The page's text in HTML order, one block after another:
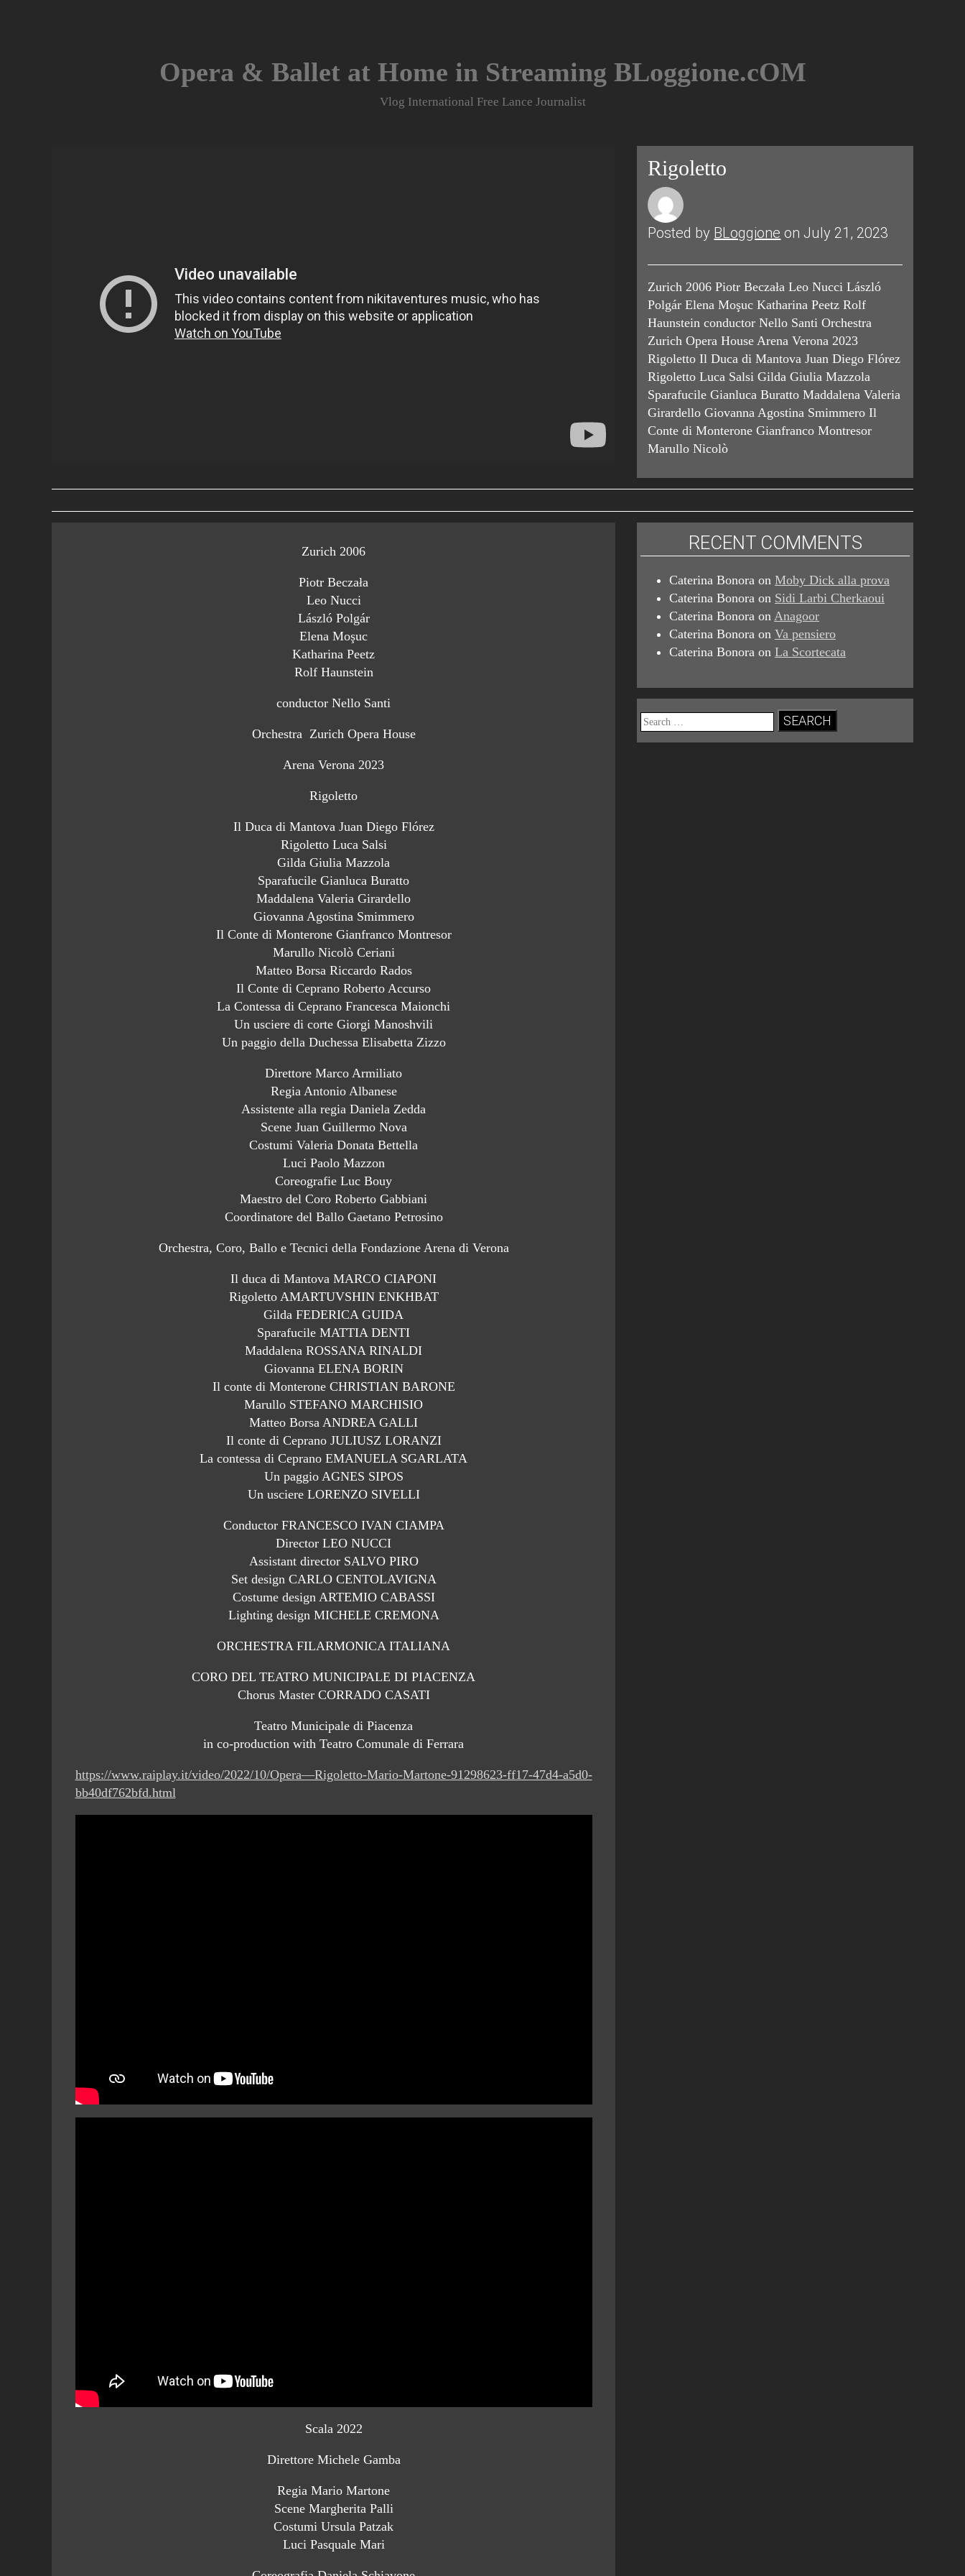
Opera & Ballet at Home in Streaming BLoggione.cOM
Vlog International Free Lance Journalist
Rigoletto
Posted by BLoggione on July 21, 2023
Zurich 2006 Piotr Beczała Leo Nucci László
Polgár Elena Moşuc Katharina Peetz Rolf
Haunstein conductor Nello Santi Orchestra
Zurich Opera House Arena Verona 2023
Rigoletto Il Duca di Mantova Juan Diego Flórez
Rigoletto Luca Salsi Gilda Giulia Mazzola
Sparafucile Gianluca Buratto Maddalena Valeria
Girardello Giovanna Agostina Smimmero Il
Conte di Monterone Gianfranco Montresor
Marullo Nicolò
Zurich 2006
Piotr Beczała
Leo Nucci
László Polgár
Elena Moşuc
Katharina Peetz
Rolf Haunstein
conductor Nello Santi
Orchestra Zurich Opera House
Arena Verona 2023
Rigoletto
Il Duca di Mantova Juan Diego Flórez
Rigoletto Luca Salsi
Gilda Giulia Mazzola
Sparafucile Gianluca Buratto
Maddalena Valeria Girardello
Giovanna Agostina Smimmero
Il Conte di Monterone Gianfranco Montresor
Marullo Nicolò Ceriani
Matteo Borsa Riccardo Rados
Il Conte di Ceprano Roberto Accurso
La Contessa di Ceprano Francesca Maionchi
Un usciere di corte Giorgi Manoshvili
Un paggio della Duchessa Elisabetta Zizzo
Direttore Marco Armiliato
Regia Antonio Albanese
Assistente alla regia Daniela Zedda
Scene Juan Guillermo Nova
Costumi Valeria Donata Bettella
Luci Paolo Mazzon
Coreografie Luc Bouy
Maestro del Coro Roberto Gabbiani
Coordinatore del Ballo Gaetano Petrosino
Orchestra, Coro, Ballo e Tecnici della Fondazione Arena di Verona
Il duca di Mantova MARCO CIAPONI
Rigoletto AMARTUVSHIN ENKHBAT
Gilda FEDERICA GUIDA
Sparafucile MATTIA DENTI
Maddalena ROSSANA RINALDI
Giovanna ELENA BORIN
Il conte di Monterone CHRISTIAN BARONE
Marullo STEFANO MARCHISIO
Matteo Borsa ANDREA GALLI
Il conte di Ceprano JULIUSZ LORANZI
La contessa di Ceprano EMANUELA SGARLATA
Un paggio AGNES SIPOS
Un usciere LORENZO SIVELLI
Conductor FRANCESCO IVAN CIAMPA
Director LEO NUCCI
Assistant director SALVO PIRO
Set design CARLO CENTOLAVIGNA
Costume design ARTEMIO CABASSI
Lighting design MICHELE CREMONA
ORCHESTRA FILARMONICA ITALIANA
CORO DEL TEATRO MUNICIPALE DI PIACENZA
Chorus Master CORRADO CASATI
Teatro Municipale di Piacenza
in co-production with Teatro Comunale di Ferrara
https://www.raiplay.it/video/2022/10/Opera—Rigoletto-Mario-Martone-91298623-ff17-47d4-a5d0-
bb40df762bfd.html
Scala 2022
Direttore Michele Gamba
Regia Mario Martone
Scene Margherita Palli
Costumi Ursula Patzak
Luci Pasquale Mari
RECENT COMMENTS
Caterina Bonora onMoby Dick alla prova
Caterina Bonora on Sidi Larbi Cherkaoui
Caterina Bonora onAnagoor
Caterina Bonora onVa pensiero
Caterina Bonora onLa Scortecata
Search
for: